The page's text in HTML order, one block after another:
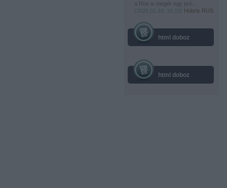
a Rüs is megér egy pró...
(
2026.01.19. 16:19 ) Hübris RÜS
html doboz
html doboz